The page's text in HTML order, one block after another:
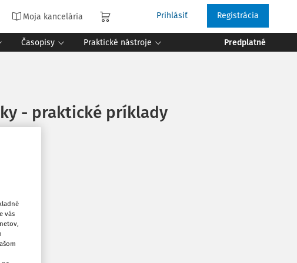
Moja kancelária Prihlásiť Registrácia
Časopisy Praktické nástroje Predplatné
- praktické príklady
vás